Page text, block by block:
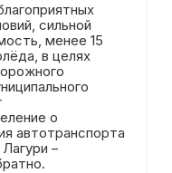
сильной
менее 15
в целях
о
автотранспорта
–